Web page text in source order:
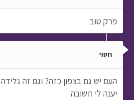
פרק טוב
חסוי
העם יש גם בצפון כזה? וגם זה
יענה לי תשובה